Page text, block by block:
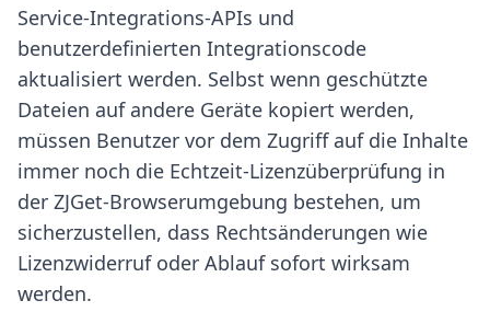
Service-Integrations-APIs und
benutzerdefinierten Integrationscode
aktualisiert werden. Selbst wenn geschützte
Dateien auf andere Geräte kopiert werden,
müssen Benutzer vor dem Zugriff auf die Inhalte
immer noch die Echtzeit-Lizenzüberprüfung in
der ZJGet-Browserumgebung bestehen, um
sicherzustellen, dass Rechtsänderungen wie
Lizenzwiderruf oder Ablauf sofort wirksam
werden.